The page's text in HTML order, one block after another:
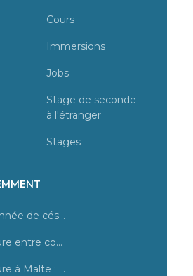
Cours
Immersions
Jobs
Stage de seconde
à l'étranger
Stages
Prendre une année de césure, quel programme choisir ?
Année de césure entre cours et stage en magasin à Malte
Année de césure à Malte : tout savoir sur des cours d’anglais